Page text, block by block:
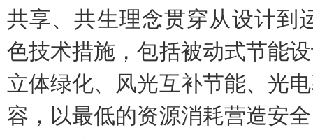
共享、共生理念贯穿从设计到
色技术措施，包括被动式节能
立体绿化、风光互补节能、光
容，以最低的资源消耗营造安